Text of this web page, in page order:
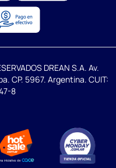
DREAN S.A. Av.
CP. 5967. Argentina. CUIT:
8